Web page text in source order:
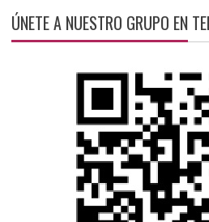
ÚNETE A NUESTRO GRUPO EN